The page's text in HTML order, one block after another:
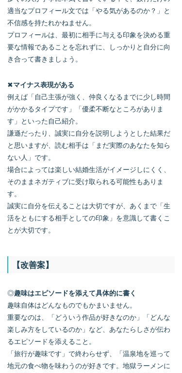
適当なプロフィール文では「やる気があるのか？」と
不信感を持たれかねません。
プロフィールは、最初に相手に与える印象を決める重
要な情報であることを忘れずに、しっかりと自分に向
き合って書きましょう。
✖マイナス表現がある
例えば「自己主張が強く、仲良くなるまでに少し時間
がかかるタイプです」「優柔不断なところがありま
す」といった自己紹介。
謙遜だったり、誠実に自分を説明しようとした結果だ
と思いますが、読む相手は「まだ実際のあなたを知ら
ない人」です。
場合によっては楽しい結婚生活がイメージしにくく、
そのままネガティブに受け取られる可能性もありま
す。
誠実に自分を伝えることは大切ですが、あくまで「生
活をともにする相手としての印象」を意識して書くこ
とが大切です。
【改善案】
◎趣味はエピソードを添えて具体的に書く
趣味自体はどんなものでもかまいません。
重要なのは、「どういう作品が好きなのか」「どんな
楽しみ方をしているのか」など、あなたらしさが伝わ
るエピソードを添えること。
「旅行が趣味です」で終わらせず、「温泉地を巡って
地元の食べ物を味わうのが好きです。地獄ラーメンに